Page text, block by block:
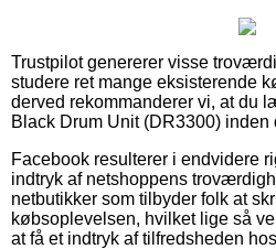
Trustpilot genererer visse
studere ret mange eksisterende
derved rekommanderer vi, at du
Black Drum Unit (DR3300) inden
Facebook resulterer i endvidere
indtryk af netshoppens
netbutikker som tilbyder folk at
købsoplevelsen, hvilket lige så
at få et indtryk af tilfredsheden